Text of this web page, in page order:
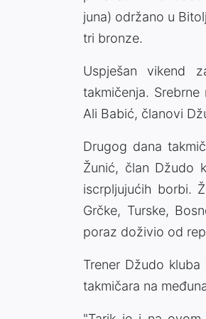
juna) održano u
tri bronze.
Uspješan vikend
takmičenja.
Ali Babić, članovi
Drugog dana
Žunić, član Džudo
iscrpljujućih borbi.
Grčke, Turske,
poraz doživio od
Trener Džudo
takmičara na